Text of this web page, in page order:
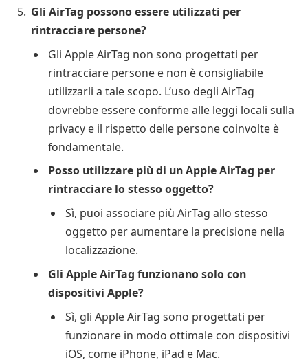
Gli AirTag possono essere utilizzati per
rintracciare persone?
Gli Apple AirTag non sono progettati per
rintracciare persone e non è consigliabile
utilizzarli a tale scopo. L’uso degli AirTag
dovrebbe essere conforme alle leggi locali sulla
privacy e il rispetto delle persone coinvolte è
fondamentale.
Posso utilizzare più di un Apple AirTag per
rintracciare lo stesso oggetto?
Sì, puoi associare più AirTag allo stesso
oggetto per aumentare la precisione nella
localizzazione.
Gli Apple AirTag funzionano solo con
dispositivi Apple?
Sì, gli Apple AirTag sono progettati per
funzionare in modo ottimale con dispositivi
iOS, come iPhone, iPad e Mac.